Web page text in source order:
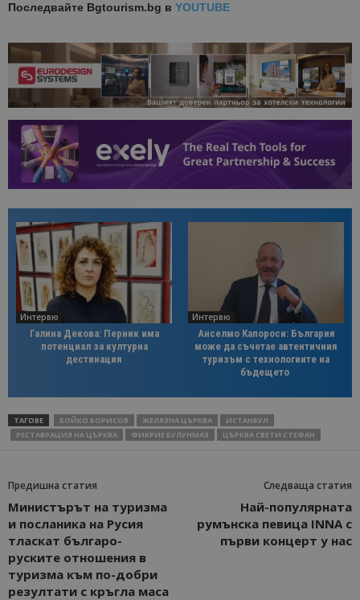
Последвайте Bgtourism.bg в YOUTUBE
Интервю
Галина Декова: Перник има
потенциал за културна
дестинация
Интервю
Анселмо Капороси: България
може да съчетае автентичния
туризъм с технологиите на
бъдещето
ТАГОВЕ БОЙКО БОРИСОВ ЖЕЛЯЗНА ЦЪРКВА
ИСТАНБУЛ
РЕСТАВРАЦИЯ НА ЦЪРКВА
ФИКРИЕ БУЛУНМАЗ ЦЪРКВА СВЕТИ СТЕФАН
Предишна статия
Министърът на туризма
и посланика на Русия
тласкат българо-
руските отношения в
туризма към по-добри
резултати с кръгла маса
Следваща статия
Най-популярната
румънска певица INNA с
първи концерт у нас